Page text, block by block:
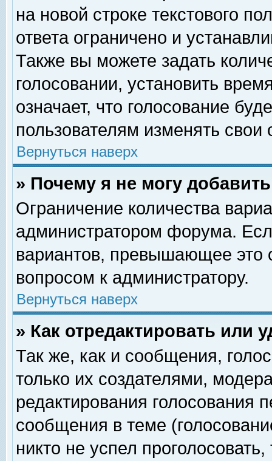
на новой строке текстового
ответа ограничено и
Также вы можете задать
голосовании, установить
означает, что голосование
пользователям изменять свои
Вернуться наверх
» Почему я не могу
Ограничение количества
администратором форума.
вариантов, превышающее это
вопросом к администратору.
Вернуться наверх
» Как отредактировать или
Так же, как и сообщения,
только их создателями,
редактирования голосования
сообщения в теме
никто не успел